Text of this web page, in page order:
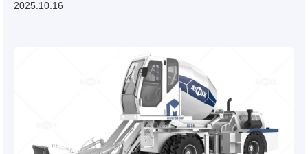
2025.10.16